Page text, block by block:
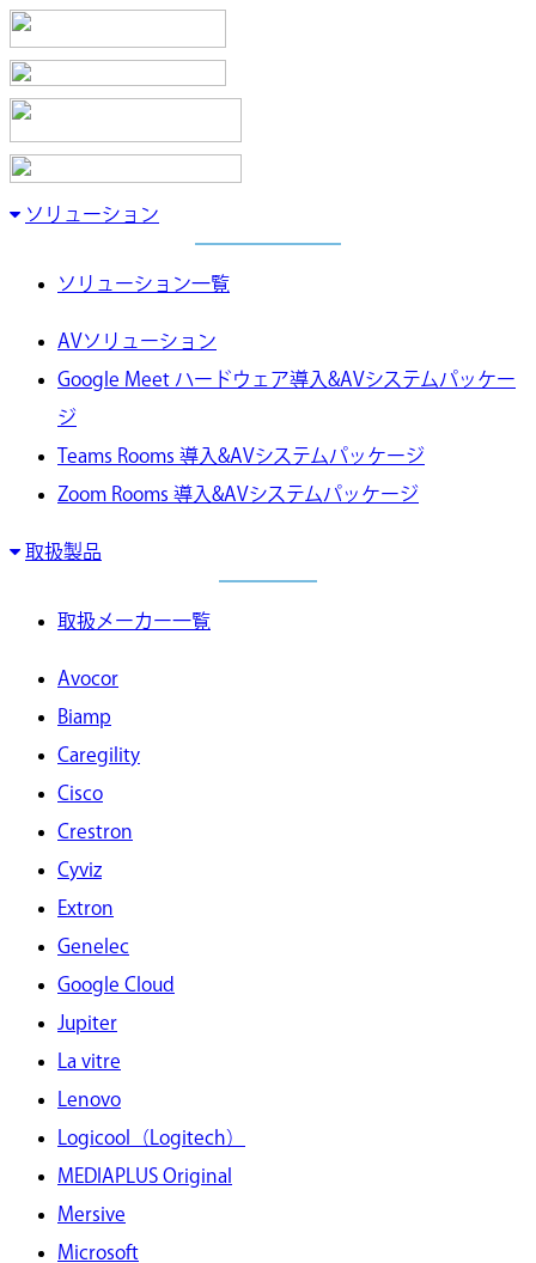
ソリューション
ソリューション一覧
AVソリューション
Google Meet ハードウェア導入&AVシステムパッケー
ジ
Teams Rooms 導入&AVシステムパッケージ
Zoom Rooms 導入&AVシステムパッケージ
取扱製品
取扱メーカー一覧
Avocor
Biamp
Caregility
Cisco
Crestron
Cyviz
Extron
Genelec
Google Cloud
Jupiter
La vitre
Lenovo
Logicool（Logitech）
MEDIAPLUS Original
Mersive
Microsoft